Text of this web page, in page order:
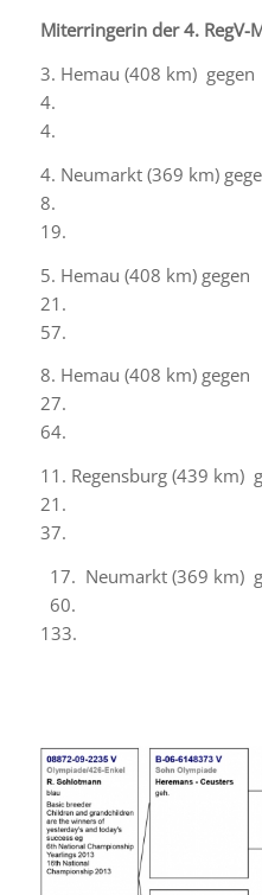
Miterringerin der 4. RegV-
3. Hemau (408 km)
4. 2537
4. 8219
4. Neumarkt (369 km)
8. 1593
19. 3699
5. Hemau (408 km) gegen
21. 3121
57. 10059
8. Hemau (408 km) gegen
27. 1545
64. 6094
11. Regensburg (439 km)
21. 1808
37. 7422
17. Neumarkt (369
60.
133.